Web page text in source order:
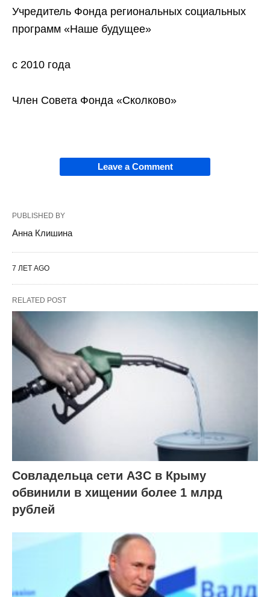
Учредитель Фонда региональных социальных
программ «Наше будущее»
с 2010 года
Член Совета Фонда «Сколково»
Leave a Comment
PUBLISHED BY
Анна Клишина
7 ЛЕТ AGO
RELATED POST
Совладельца сети АЗС в Крыму
обвинили в хищении более 1 млрд
рублей